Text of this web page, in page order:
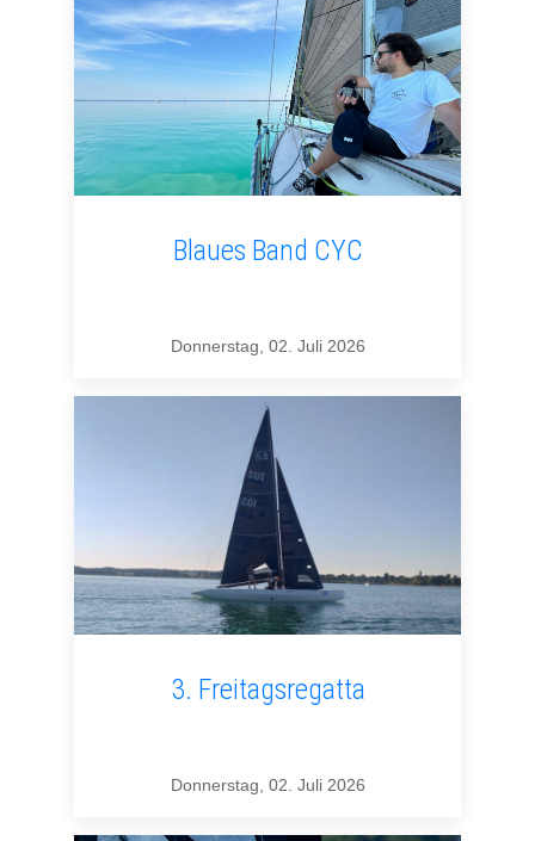
Blaues Band CYC
Donnerstag, 02. Juli 2026
3. Freitagsregatta
Donnerstag, 02. Juli 2026